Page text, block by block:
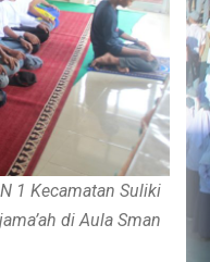
1 Kecamatan Suliki
di Aula Sman